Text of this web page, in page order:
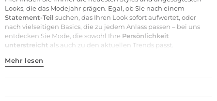
Looks, die das Modejahr prägen. Egal, ob Sie nach einem
Statement-Teil suchen, das Ihren Look sofort aufwertet, oder
nach vielseitigen Basics, die zu jedem Anlass passen – bei uns
entdecken Sie Mode, die sowohl Ihre Persönlichkeit
unterstreicht als auch zu den aktuellen Trends passt.
Mehr lesen